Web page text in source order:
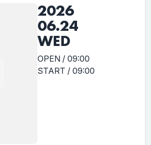
2026
06.24
WED
OPEN / 09:00
START / 09:00